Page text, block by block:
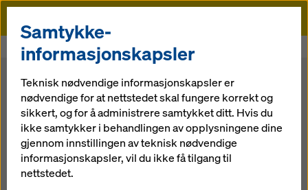
Doka
Doka Forskaling Veggforskaling
Veggforskaling
Doka veggforskaling til alle typer konstruksjoner og
overflater. Boligform og anleggsform, håndholdt og
kranbasert, kassetter og skreddersydd.
Samtykke-
informasjonskapsler
Teknisk nødvendige informasjonskapsler er
nødvendige for at nettstedet skal fungere korrekt og
sikkert, og for å administrere samtykket ditt. Hvis du
ikke samtykker i behandlingen av opplysningene dine
gjennom innstillingen av teknisk nødvendige
informasjonskapsler, vil du ikke få tilgang til
nettstedet.